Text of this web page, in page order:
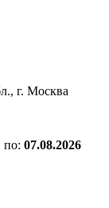
г. Москва
07.08.2026